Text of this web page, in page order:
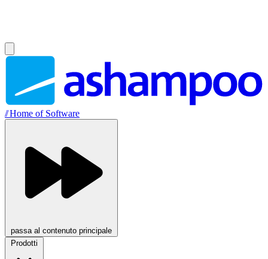
//Home of Software
passa al contenuto principale
Prodotti